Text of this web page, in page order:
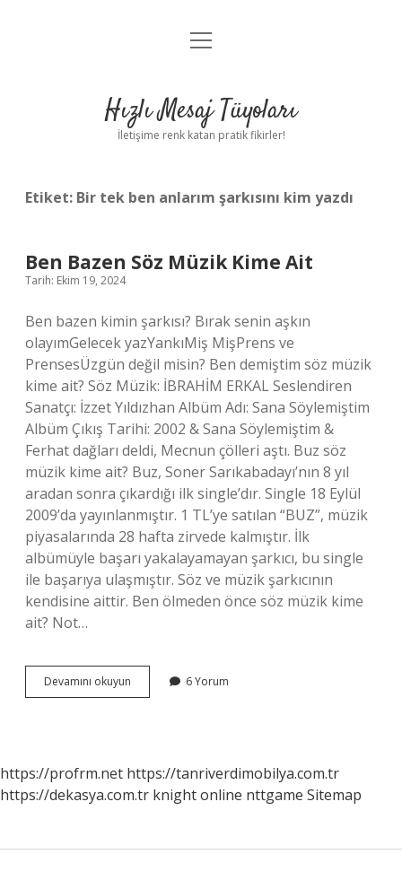
Anasayfa
Yasal Uyarı
menüyü
Hızlı Mesaj Tüyoları
İletişime renk katan pratik fikirler!
Etiket: Bir tek ben anlarım şarkısını kim yazdı
Ben Bazen Söz Müzik Kime Ait
Tarih: Ekim 19, 2024
Ben bazen kimin şarkısı? Bırak senin aşkın
olayımGelecek yazYankıMiş MişPrens ve
PrensesÜzgün ​​değil misin? Ben demiştim söz müzik
kime ait? Söz Müzik: İBRAHİM ERKAL Seslendiren
Sanatçı: İzzet Yıldızhan Albüm Adı: Sana Söylemiştim
Albüm Çıkış Tarihi: 2002 & Sana Söylemiştim &
Ferhat dağları deldi, Mecnun çölleri aştı. Buz söz
müzik kime ait? Buz, Soner Sarıkabadayı’nın 8 yıl
aradan sonra çıkardığı ilk single’dır. Single 18 Eylül
2009’da yayınlanmıştır. 1 TL’ye satılan “BUZ”, müzik
piyasalarında 28 hafta zirvede kalmıştır. İlk
albümüyle başarı yakalayamayan şarkıcı, bu single
ile başarıya ulaşmıştır. Söz ve müzik şarkıcının
kendisine aittir. Ben ölmeden önce söz müzik kime
ait? Not…
Devamını okuyun
Bazen
6 Yorum
https://profrm.net https://tanriverdimobilya.com.tr
https://dekasya.com.tr knight online nttgame Sitemap